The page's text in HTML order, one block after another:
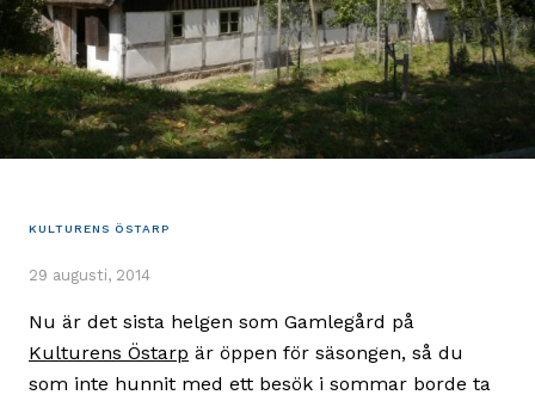
KULTURENS ÖSTARP
29 augusti, 2014
Nu är det sista helgen som Gamlegård på
Kulturens Östarp är öppen för säsongen, så du
som inte hunnit med ett besök i sommar borde ta